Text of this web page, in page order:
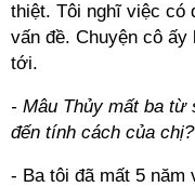
thiệt. Tôi nghĩ việc có
vấn đề. Chuyện cô ấy
tới.
- Mâu Thủy mất ba từ
đến tính cách của chị?
- Ba tôi đã mất 5